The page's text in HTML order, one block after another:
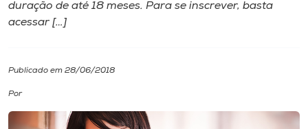
I.nova
Diplomados
Cultura
duração de até 18 meses. Para se inscrever, basta
acessar […]
Publicado em 28/06/2018
Por